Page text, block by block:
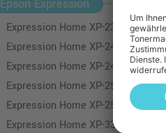
Epson Expression
Expression Home XP-235
Expression Home XP-245
Expression Home XP-247
Expression Home XP-255
Expression Home XP-257
Expression Home XP-332